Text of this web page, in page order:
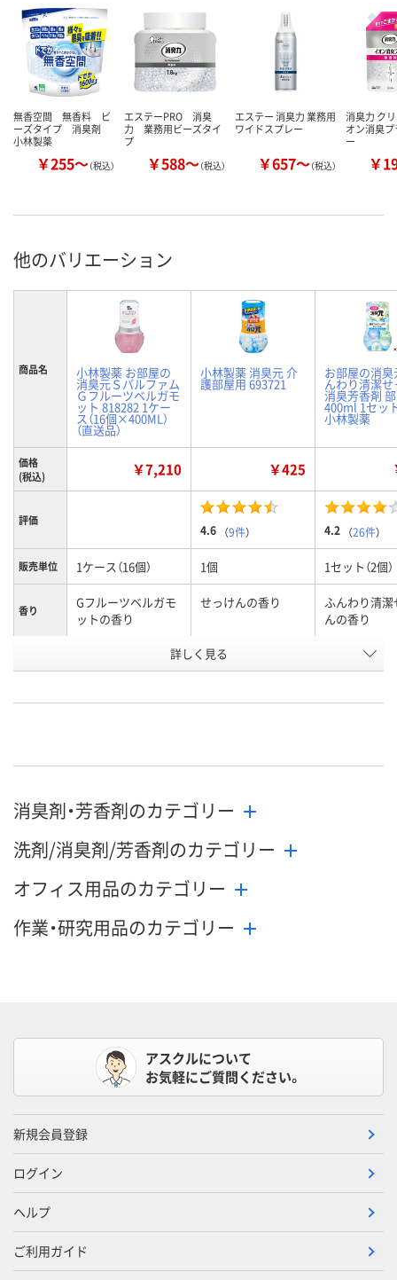
無香空間 無香料 ビ
ーズタイプ 消臭剤
小林製薬
￥255～（税込）
エステーPRO 消臭
力 業務用ビーズタイ
プ
￥588～（税込）
エステー 消臭力 業務用
ワイドスプレー
￥657～（税込）
消臭力 ク
オン消臭
ー
￥
他のバリエーション
商品名 小林製薬 お部屋の
消臭元Ｓパルファム
Ｇフルーツベルガモ
ット 818282 1ケー
ス（16個×400ML）
（直送品）
小林製薬 消臭元 介
護部屋用 693721
お部屋の消臭
んわり清潔
消臭芳香剤
400ml 1セット
小林製薬
価格
(税込)
￥7,210 ￥425
評価
4.6 （9件） 4.2 （26件）
販売単位 1ケース（16個） 1個 1セット（2個）
香り
Gフルーツベルガモ
ットの香り
せっけんの香り
ふんわり清潔
んの香り
3253223 AW37259
した
カゴへ
詳しく見る
消臭剤・芳香剤のカテゴリー
洗剤/消臭剤/芳香剤のカテゴリー
オフィス用品のカテゴリー
作業・研究用品のカテゴリー
アスクルについて
お気軽にご質問ください。
新規会員登録
ログイン
ヘルプ
ご利用ガイド